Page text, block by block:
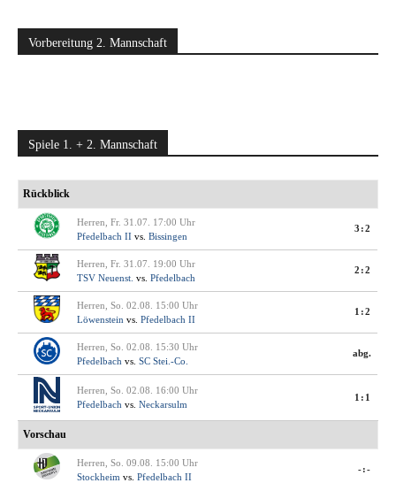
Vorbereitung 2. Mannschaft
Spiele 1. + 2. Mannschaft
Rückblick
Herren, Fr. 31.07. 17:00 Uhr
Pfedelbach II vs. Bissingen
3:2
Herren, Fr. 31.07. 19:00 Uhr
TSV Neuenst. vs. Pfedelbach
2:2
Herren, So. 02.08. 15:00 Uhr
Löwenstein vs. Pfedelbach II
1:2
Herren, So. 02.08. 15:30 Uhr
Pfedelbach vs. SC Stei.-Co.
abg.
Herren, So. 02.08. 16:00 Uhr
Pfedelbach vs. Neckarsulm
1:1
Vorschau
Herren, So. 09.08. 15:00 Uhr
Stockheim vs. Pfedelbach II
-:-